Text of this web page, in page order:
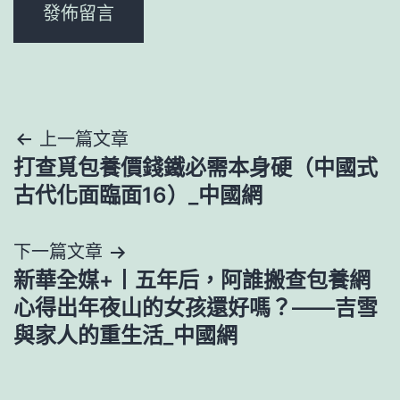
文
章
覽
上一篇文章
打查覓包養價錢鐵必需本身硬（中國式
古代化面臨面16）_中國網
下一篇文章
新華全媒+丨五年后，阿誰搬查包養網
心得出年夜山的女孩還好嗎？——吉雪
與家人的重生活_中國網